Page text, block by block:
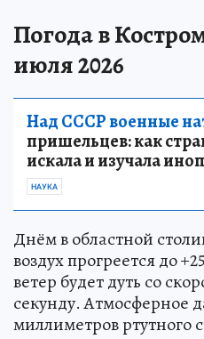
Погода в
июля 2026
Над СССР военные
пришельцев: как
искала и изучала
НАУКА
Днём в областной
воздух прогреется до
ветер будет дуть со
секунду. Атмосферное
миллиметров ртутного